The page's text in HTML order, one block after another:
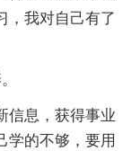
，我对自己有了
信息，获得事业
学的不够，要用